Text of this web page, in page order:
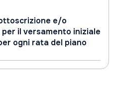
e/o
per il versamento iniziale
ogni rata del piano